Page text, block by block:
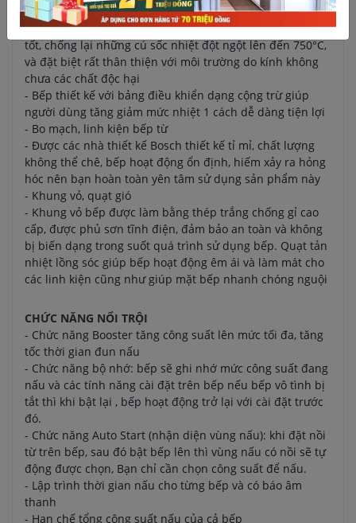
nhất dành cho bếp từ được làm từ gốm sứ thủy tinh đặc
biệt có khả năng chịu lực, chịu nhiệt và khả năng va đập
tốt, chống lại những cú sốc nhiệt đột ngột lên đến 750°C,
và đặt biệt rất thân thiện với môi trường do kính không
chưa các chất độc hại
- Bếp thiết kế với bảng điều khiển dạng cộng trừ giúp
người dùng tăng giảm mức nhiệt 1 cách dễ dàng tiện lợi
- Bo mạch, linh kiện bếp từ
- Được các nhà thiết kế Bosch thiết kế tỉ mỉ, chất lượng
không thể chê, bếp hoạt động ổn định, hiếm xảy ra hỏng
hóc nên bạn hoàn toàn yên tâm sử dụng sản phẩm này
- Khung vỏ, quạt gió
- Khung vỏ bếp được làm bằng thép trắng chống gỉ cao
cấp, được phủ sơn tĩnh điện, đảm bảo an toàn và không
bị biến dạng trong suốt quá trình sử dụng bếp. Quạt tản
nhiệt lồng sóc giúp bếp hoạt động êm ái và làm mát cho
các linh kiện cũng như giúp mặt bếp nhanh chóng nguội
CHỨC NĂNG NỔI TRỘI
- Chức năng Booster tăng công suất lên mức tối đa, tăng
tốc thời gian đun nấu
- Chức năng bộ nhớ: bếp sẽ ghi nhớ mức công suất đang
nấu và các tính năng cài đặt trên bếp nếu bếp vô tình bị
tắt thì khi bật lại , bếp hoạt động trở lại với cài đặt trước
đó.
- Chức năng Auto Start (nhận diện vùng nấu): khi đặt nồi
từ trên bếp, sau đó bật bếp lên thì vùng nấu có nồi sẽ tự
động được chọn, Bạn chỉ cần chọn công suất để nấu.
- Lập trình thời gian nấu cho từng bếp và có báo âm
thanh
- Hạn chế tổng công suất nấu của cả bếp